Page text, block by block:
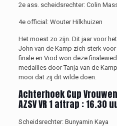
2e ass. scheidsrechter: Colin
4e official: Wouter Hilkhuizen
Het moest zo zijn. Dit jaar voor
John van de Kamp zich sterk
finale en Viod won dezefinale
medailles door Tanja van de
mooi dat zij dit wilde doen.
Achterhoek CupVrouwen
AZSV VR 1aftrap :16.30
Scheidsrechter: Bunyamin Kaya